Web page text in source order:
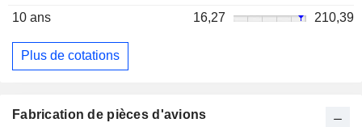
10 ans
16,27 210,39
Plus de cotations
Fabrication de pièces d'avions